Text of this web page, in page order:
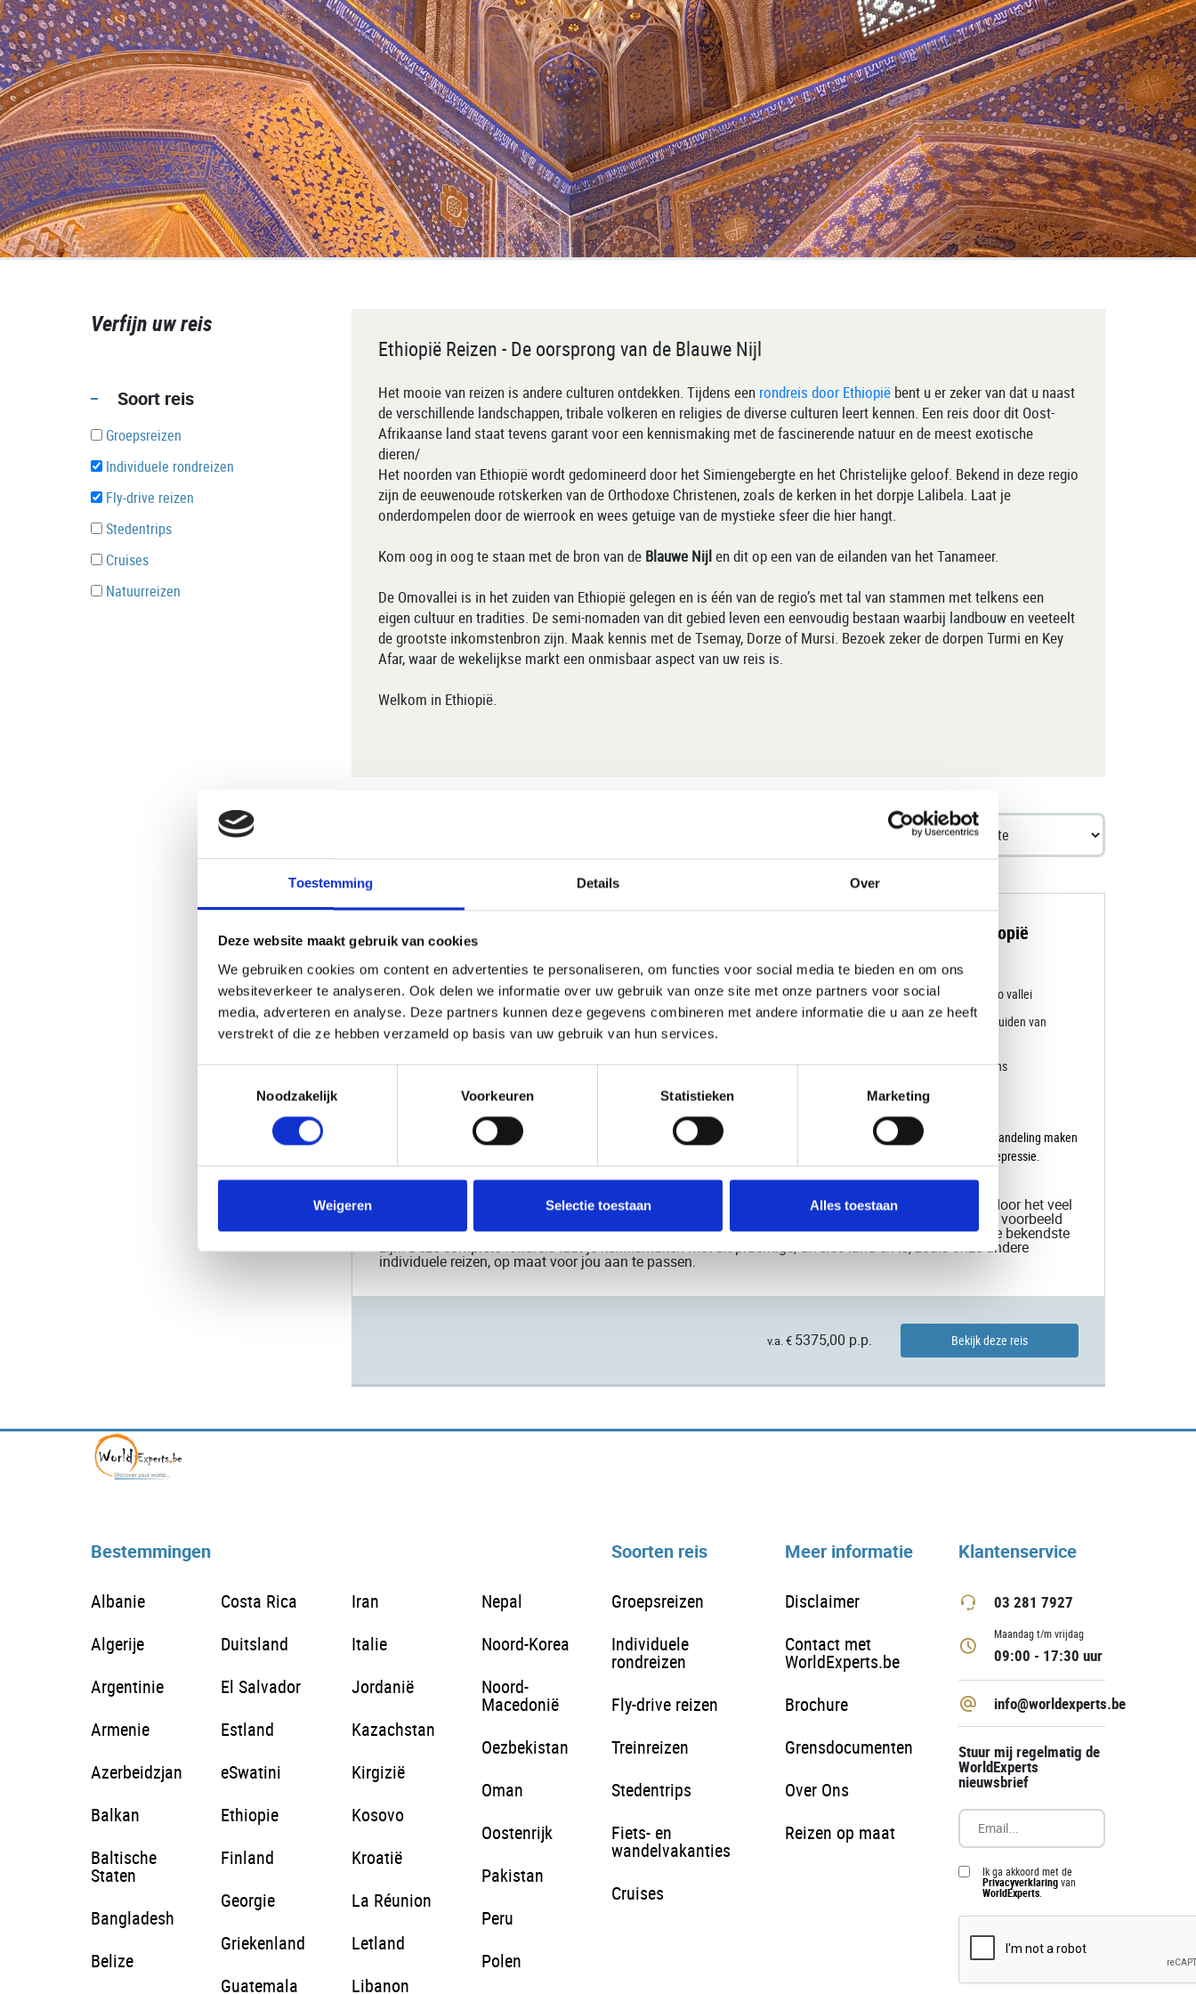
Toestemming Details Over
Deze website maakt gebruik van cookies
We gebruiken cookies om content en advertenties te personaliseren, om functies voor social media te bieden en om ons
websiteverkeer te analyseren. Ook delen we informatie over uw gebruik van onze site met onze partners voor social
media, adverteren en analyse. Deze partners kunnen deze gegevens combineren met andere informatie die u aan ze heeft
verstrekt of die ze hebben verzameld op basis van uw gebruik van hun services.
Noodzakelijk
Voorkeuren Statistieken Marketing
Weigeren Selectie toestaan Alles toestaan
Verfijn uw reis
Soort reis
Groepsreizen
Individuele rondreizen
Fly-drive reizen
Stedentrips
Cruises
Natuurreizen
Ethiopië Reizen - De oorsprong van de Blauwe Nijl
Het mooie van reizen is andere culturen ontdekken. Tijdens een rondreis door Ethiopiëbent u er zeker van dat u naast
de verschillende landschappen, tribale volkeren en religies de diverse culturen leert kennen. Een reis door dit Oost-
Afrikaanse land staat tevens garant voor een kennismaking met de fascinerende natuur en de meest exotische
dieren/
Het noorden van Ethiopië wordt gedomineerd door het Simiengebergte en het Christelijke geloof. Bekend in deze regio
zijn de eeuwenoude rotskerken van de Orthodoxe Christenen, zoals de kerken in het dorpje Lalibela. Laat je
onderdompelen door de wierrook en wees getuige van de mystieke sfeer die hier hangt.
Kom oog in oog te staan met de bron van de Blauwe Nijlen dit op een van de eilanden van het Tanameer.
De Omovallei is in het zuiden van Ethiopië gelegen en is één van de regio’s met tal van stammen met telkens een
eigen cultuur en tradities. De semi-nomaden van dit gebied leven een eenvoudig bestaan waarbij landbouw en veeteelt
de grootste inkomstenbron zijn. Maak kennis met de Tsemay, Dorze of Mursi. Bezoek zeker de dorpen Turmi en Key
Afar, waar de wekelijkse markt een onmisbaar aspect van uw reis is.
Welkom in Ethiopië.
24-Daagse individuele rondreis Ethiopië
Ontdek de rotskerken van Lalibela
Ontmoet de verschillende stammen van de Omo vallei
Complete rondreis met zowel het noorden als zuiden van
De prachtige flora en fauna in de Bale Mountains
Ethiopië behoort tot de mooiste landen van Afrika en de landschappen zijn episch in omvang en schoonheid. Hier kun je een wandeling maken
op 2900 meter boven zeeniveau, maar ook een bezoek brengen aan de laagste plek op het Afrikaanse continent, de Danakil-depressie.
Door de eeuwen heen heeft Ethiopië zich met succes verzet tegen het Europese kolonialisme, waardoor het veel
van zijn culturele identiteit heeft behouden. De vele stammen in de Omo-vallei zijn hier een prachtig voorbeeld
van. Het land kent 9 sites van UNESCO Werelderfgoed, waarvan de rotskerken in Lalibela wellicht de bekendste
zijn. Deze complete rondreis laat je kennismaken met dit prachtige, diverse land en is, zoals onze andere
individuele reizen, op maat voor jou aan te passen.
v.a. € 5375,00 p.p. Bekijk deze reis
Bestemmingen
Albanie
Algerije
Argentinie
Armenie
Azerbeidzjan
Balkan
Baltische
Staten
Bangladesh
Belize
Costa Rica
Duitsland
El Salvador
Estland
eSwatini
Ethiopie
Finland
Georgie
Griekenland
Guatemala
Iran
Italie
Jordanië
Kazachstan
Kirgizië
Kosovo
Kroatië
La Réunion
Letland
Libanon
Nepal
Noord-Korea
Noord-
Macedonië
Oezbekistan
Oman
Oostenrijk
Pakistan
Peru
Polen
Soorten reis
Groepsreizen
Individuele
rondreizen
Fly-drive reizen
Treinreizen
Stedentrips
Fiets- en
wandelvakanties
Cruises
Meer informatie
Disclaimer
Contact met
WorldExperts.be
Brochure
Grensdocumenten
Over Ons
Reizen op maat
Klantenservice
03 281 7927
Maandag t/m vrijdag
09:00 - 17:30 uur
info@worldexperts.be
Stuur mij regelmatig de
WorldExperts
nieuwsbrief
Ik ga akkoord met de
Privacyverklaringvan
WorldExperts